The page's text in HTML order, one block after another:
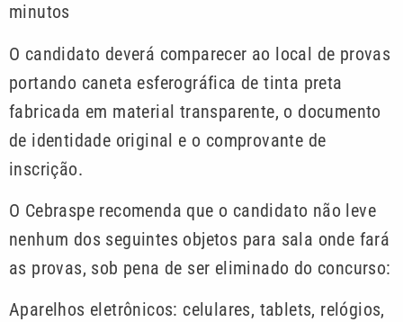
minutos
O candidato deverá comparecer ao local de provas
portando caneta esferográfica de tinta preta
fabricada em material transparente, o documento
de identidade original e o comprovante de
inscrição.
O Cebraspe recomenda que o candidato não leve
nenhum dos seguintes objetos para sala onde fará
as provas, sob pena de ser eliminado do concurso:
Aparelhos eletrônicos: celulares, tablets, relógios,